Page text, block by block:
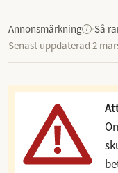
Annonsmärkning i ·Så
Senast uppdaterad 2